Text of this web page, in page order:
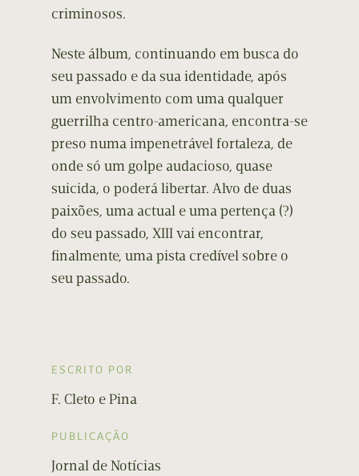
criminosos.
Neste álbum, continuando em busca do
seu passado e da sua identidade, após
um envolvimento com uma qualquer
guerrilha centro-americana, encontra-se
preso numa impenetrável fortaleza, de
onde só um golpe audacioso, quase
suicida, o poderá libertar. Alvo de duas
paixões, uma actual e uma pertença (?)
do seu passado, XIII vai encontrar,
finalmente, uma pista credível sobre o
seu passado.
ESCRITO POR
F. Cleto e Pina
PUBLICAÇÃO
Jornal de Notícias